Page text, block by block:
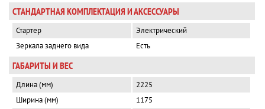
СТАНДАРТНАЯ КОМПЛЕКТАЦИЯ И АКСЕССУАРЫ
Стартер
Электрический
Зеркала заднего вида
Есть
ГАБАРИТЫ И ВЕС
Длина (мм)
2225
Ширина (мм)
1175